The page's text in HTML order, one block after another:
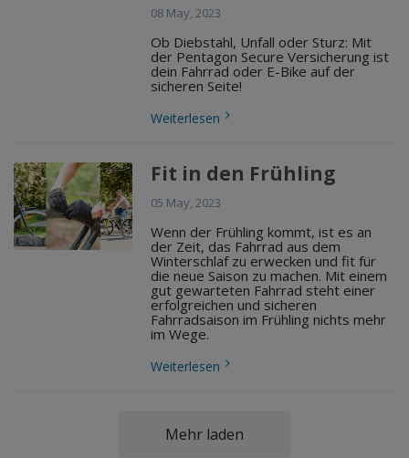
08 May, 2023
Ob Diebstahl, Unfall oder Sturz: Mit
der Pentagon Secure Versicherung ist
dein Fahrrad oder E-Bike auf der
sicheren Seite!
Weiterlesen
Fit in den Frühling
05 May, 2023
Wenn der Frühling kommt, ist es an
der Zeit, das Fahrrad aus dem
Winterschlaf zu erwecken und fit für
die neue Saison zu machen. Mit einem
gut gewarteten Fahrrad steht einer
erfolgreichen und sicheren
Fahrradsaison im Frühling nichts mehr
im Wege.
Weiterlesen
Mehr laden